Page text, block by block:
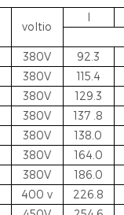
voltio
l
380V 92.3
380V 115.4
380V 129.3
380V 137 .8
380V 138.0
380V 164.0
380V 186.0
400 v 226.8